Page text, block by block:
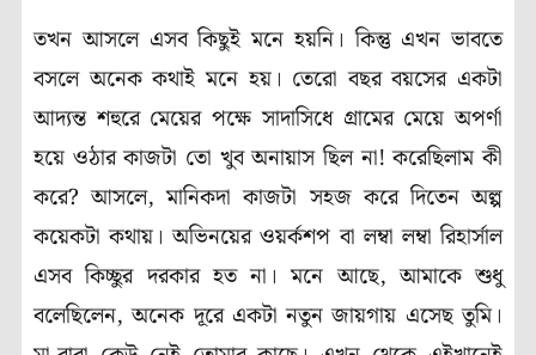
তখন আসলে এসব কিছুই মনে হয়নি। কিন্তু এখন ভাবতে
বসলে অনেক কথাই মনে হয়। তেরো বছর বয়সের একটা
আদ্যন্ত শহুরে মেয়ের পক্ষে সাদাসিধে গ্রামের মেয়ে অপর্ণা
হয়ে ওঠার কাজটা তো খুব অনায়াস ছিল না! করেছিলাম কী
করে?আসলে,মানিকদা কাজটা সহজ করে দিতেন অল্প
কয়েকটা কথায়। অভিনয়ের ওয়র্কশপ বা লম্বা লম্বা রিহার্সাল
এসব কিচ্ছুর দরকার হত না। মনে আছে,আমাকে শুধু
বলেছিলেন,অনেক দূরে একটা নতুন জায়গায় এসেছ তুমি।